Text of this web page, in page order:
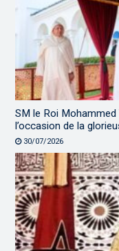
SM le Roi Mohammed
l’occasion de la
30/07/2026